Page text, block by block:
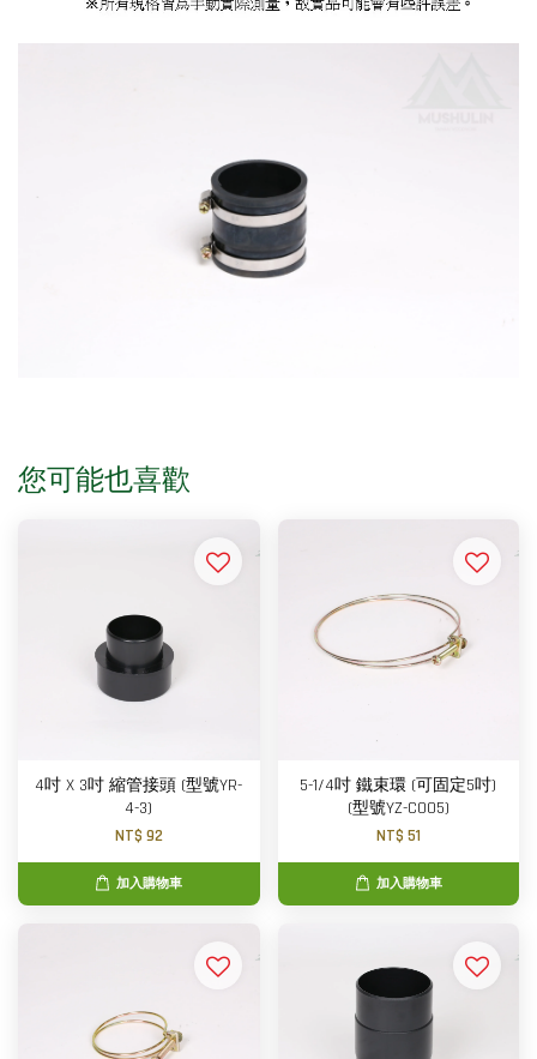
您可能也喜歡
4吋 X 3吋 縮管接頭 (型號YR-
4-3)
NT$ 92
加入購物車
5-1/4吋 鐵束環 (可固定5吋)
(型號YZ-C005)
NT$ 51
加入購物車